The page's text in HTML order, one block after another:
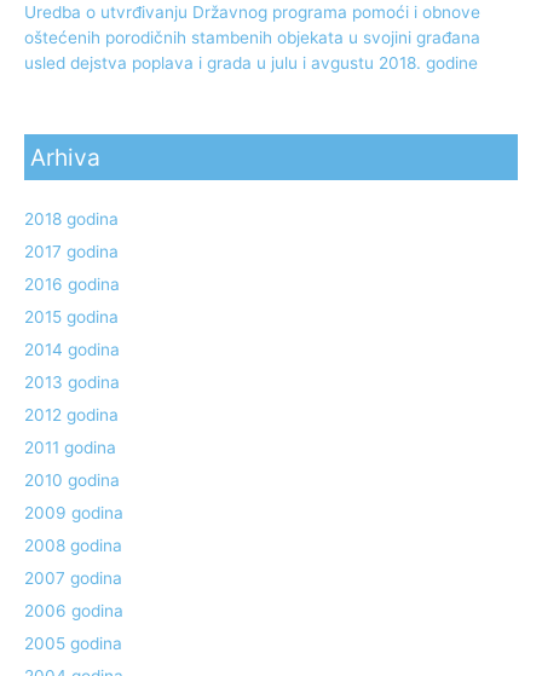
Uredba o utvrđivanju Državnog programa pomoći i obnove
oštećenih porodičnih stambenih objekata u svojini građana
usled dejstva poplava i grada u julu i avgustu 2018. godine
Arhiva
2018 godina
2017 godina
2016 godina
2015 godina
2014 godina
2013 godina
2012 godina
2011 godina
2010 godina
2009 godina
2008 godina
2007 godina
2006 godina
2005 godina